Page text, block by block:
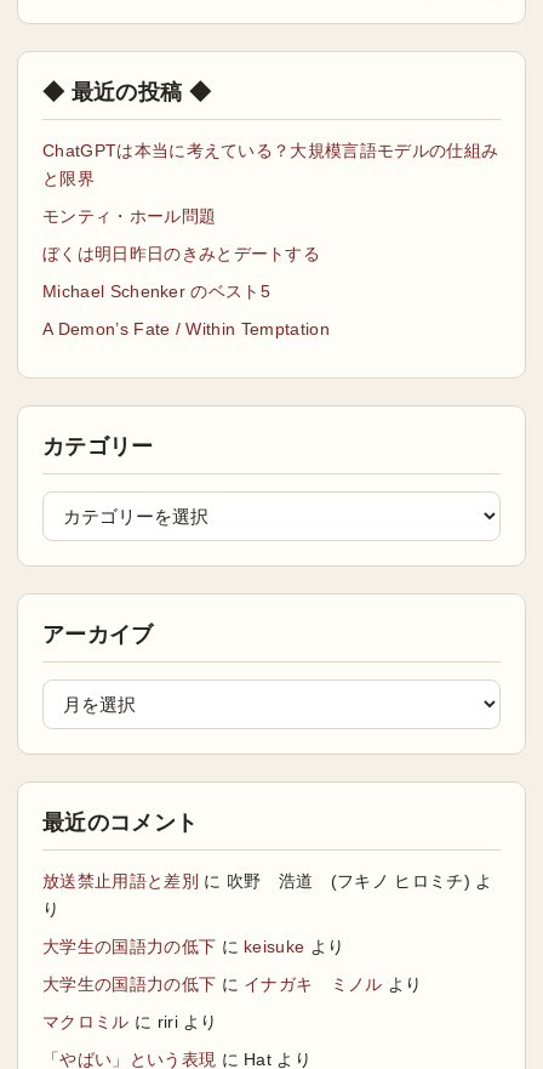
◆ 最近の投稿 ◆
ChatGPTは本当に考えている？大規模言語モデルの仕組み
と限界
モンティ・ホール問題
ぼくは明日昨日のきみとデートする
Michael Schenker のベスト5
A Demon’s Fate / Within Temptation
カテゴリー
アーカイブ
最近のコメント
放送禁止用語と差別 に 吹野 浩道 (フキノ ヒロミチ) よ
り
大学生の国語力の低下 に keisuke より
大学生の国語力の低下 に イナガキ ミノル より
マクロミル に ririより
「やばい」という表現 に Hat より